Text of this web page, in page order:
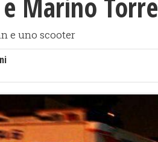
Marino Torre
e uno scooter